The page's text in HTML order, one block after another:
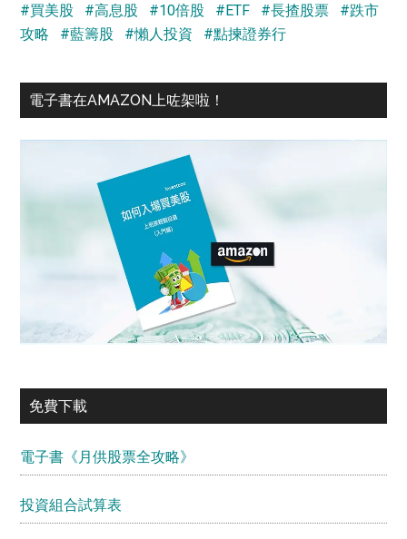
#買美股
#高息股 #10倍股 #ETF #長揸股票
#跌市
攻略
#藍籌股 #懶人投資 #點揀證券行
電子書在AMAZON上咗架啦！
免費下載
電子書《月供股票全攻略》
投資組合試算表